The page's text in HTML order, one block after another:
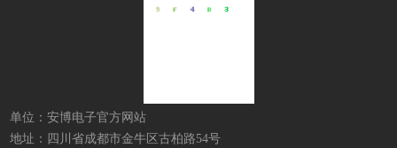
单位：安博电子官方网站
地址：四川省成都市金牛区古柏路54号